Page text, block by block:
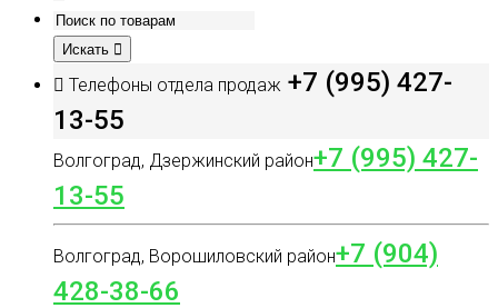
Искать
Телефоны отдела продаж +7 (995) 427-
13-55
Волгоград, Дзержинский район+7 (995) 427-
13-55
Волгоград, Ворошиловский район+7 (904)
428-38-66